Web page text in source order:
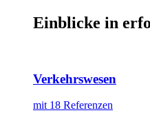
Einblicke in
Verkehrswesen
mit 18 Referenzen